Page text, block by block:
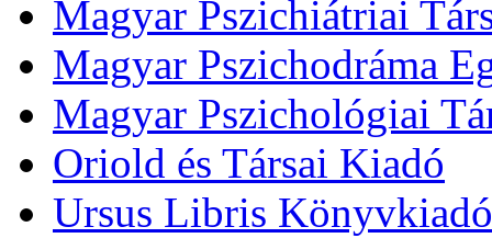
Magyar Pszichiátriai
Magyar Pszichodráma
Magyar Pszichológiai
Oriold és Társai Kiadó
Ursus Libris Könyvkiadó